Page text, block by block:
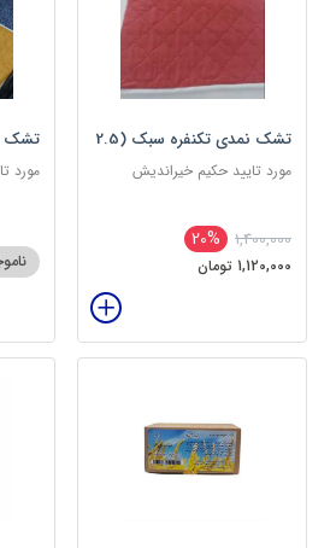
تشک نمدی تکنفره سبک (2.5
کیلویی) دوین (پس کرایه)
مورد تایید حکیم خیراندیش
1,400,000
20%
1,120,000 تومان
مورد